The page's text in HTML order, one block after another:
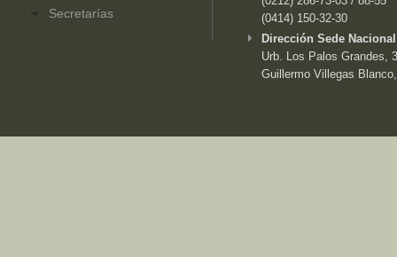
Secretarías
(0414) 150-32-30
Dirección Sede
Urb. Los Palos Grandes,
Guillermo Villegas